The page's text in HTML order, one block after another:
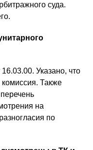
суда.
Указано, что
Также
на
по